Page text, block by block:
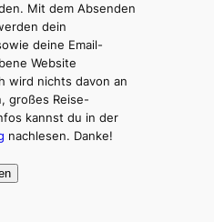
Mit dem Absenden
dein
deine Email-
Website
wird nichts davon an
großes Reise-
kannst du in der
nachlesen. Danke!